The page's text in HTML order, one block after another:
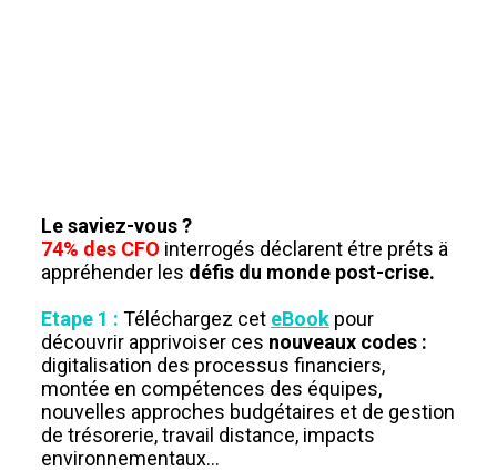
Le saviez-vous ?
74% des CFO interrogés déclarent étre préts ä
appréhender les défis du monde post-crise.
Etape 1 : Téléchargez cet eBookpour
découvrir apprivoiser ces nouveaux codes :
digitalisation des processus financiers,
montée en compétences des équipes,
nouvelles approches budgétaires et de gestion
de trésorerie, travail distance, impacts
environnementaux…